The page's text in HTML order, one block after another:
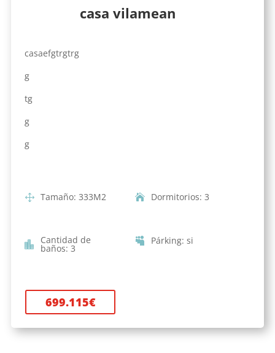
casa vilamean
casaefgtrgtrg
g
tg
g
g
Tamaño: 333M2 Dormitorios: 3
Cantidad de
baños: 3
Párking: si
699.115€